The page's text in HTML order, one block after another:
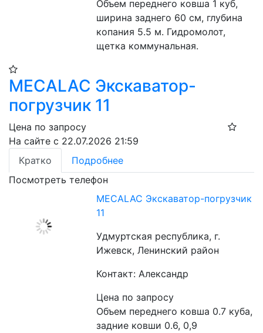
Объем переднего ковша 1 куб,
ширина заднего 60 см, глубина
копания 5.5 м. Гидромолот,
щетка коммунальная.
MECALAC Экскаватор-
погрузчик 11
Цена по запросу
На сайте с 22.07.2026 21:59
Кратко
Подробнее
Посмотреть телефон
MECALAC Экскаватор-погрузчик
11
Удмуртская республика, г.
Ижевск, Ленинский район
Контакт: Александр
Цена по запросу
Объем переднего ковша 0.7 куба,
задние ковши 0.6, 0,9